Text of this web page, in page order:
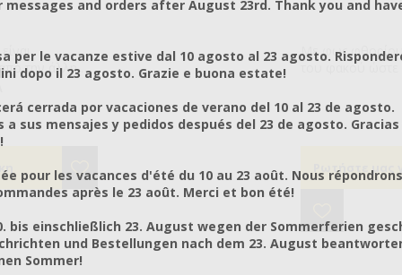
την άλλη
για να
πριν την
πολτού.
Επαγγελματικό εμβολιαστήρι με
ανατομική μεταλλική λαβή η
πιάσιμο διευκολύνοντας τις
γρήγορες κινήσεις χωρίς να
περιστρέφεται. Διατίθεται και σε
€80,60 με ΦΠΑ
Πολτού
€3,72
Με φως φθορίου
του φακού ώστε
Ιδανικό για
messages and orders after August 23rd. Thank you and
per le vacanze estive dal 10 agosto al 23 agosto.
dopo il 23 agosto. Grazie e buona estate!
cerrada por vacaciones de verano del 10 al 23 de agosto.
a sus mensajes y pedidos después del 23 de agosto.
pour les vacances d'été du 10 au 23 août. Nous
après le 23 août. Merci et bon été!
bis einschließlich 23. August wegen der Sommerferien
und Bestellungen nach dem 23. August
Sommer!